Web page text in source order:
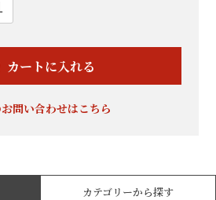
カートに入れる
ける カートへ進む
問い合わせはこちら
カテゴリーから探す